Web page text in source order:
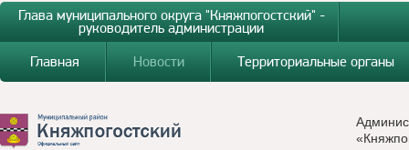
Глава муниципального округа "Княжпогостский" -
руководитель администрации
Главная
Новости Территориальные органы